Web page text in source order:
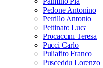
Pedone Antonino
Petrillo Antonio
Pettinato Luca
Procaccini Teresa
Pucci Carlo
Puliafito Franco
Pusceddu Lorenzo